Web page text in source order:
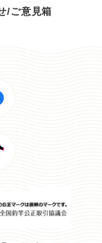
/ご意見箱